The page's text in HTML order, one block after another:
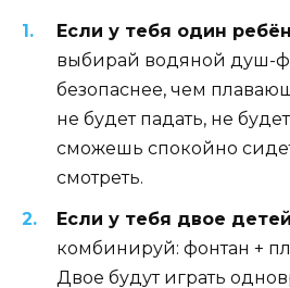
Если у тебя один
выбирай водяной душ-
безопаснее, чем
не будет падать, не
сможешь спокойно
смотреть.
Если у тебя двое
комбинируй: фонтан +
Двое будут играть